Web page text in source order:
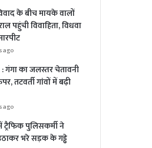
के बीच मायके वालों
पहुंची विवाहिता, विधवा
ago
गंगा का जलस्तर चेतावनी
तटवर्ती गांवों में बढ़ी
ago
ट्रैफिक पुलिसकर्मी ने
भरे सड़क के गड्ढे